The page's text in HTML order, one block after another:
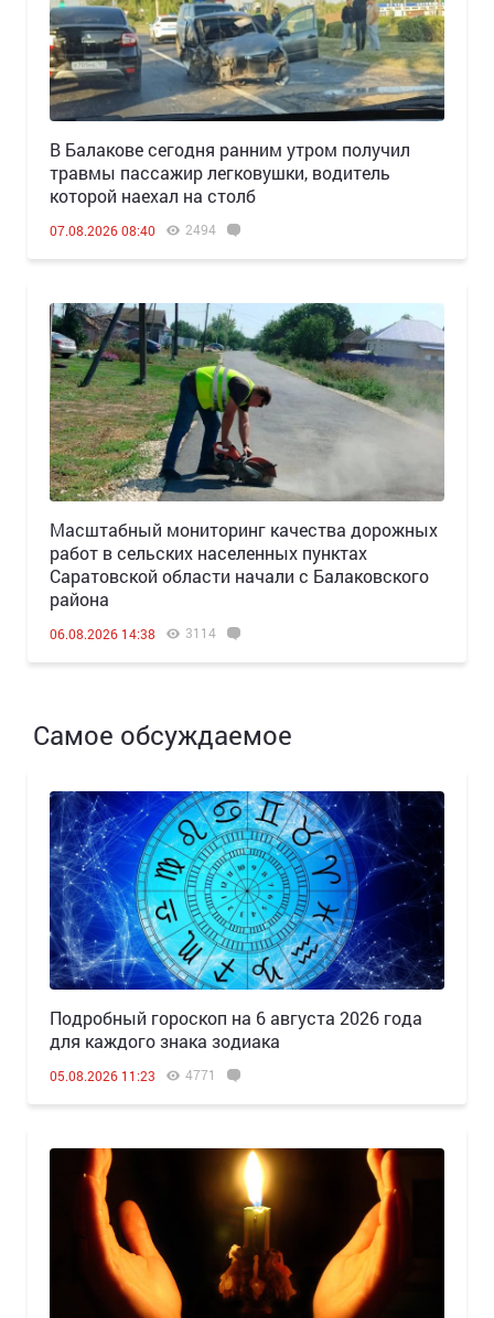
В Балакове сегодня ранним утром получил
травмы пассажир легковушки, водитель
которой наехал на столб
07.08.2026 08:40 2494
Масштабный мониторинг качества дорожных
работ в сельских населенных пунктах
Саратовской области начали с Балаковского
района
06.08.2026 14:38 3114
Самое обсуждаемое
Подробный гороскоп на 6 августа 2026 года
для каждого знака зодиака
05.08.2026 11:23 4771